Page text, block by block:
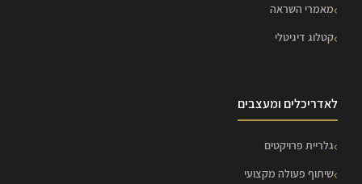
מאמרי השראה
קטלוג דיגיטלי
לאדריכלים ומעצבים
גלריית פרויקטים
שיתוף פעולה מקצועי